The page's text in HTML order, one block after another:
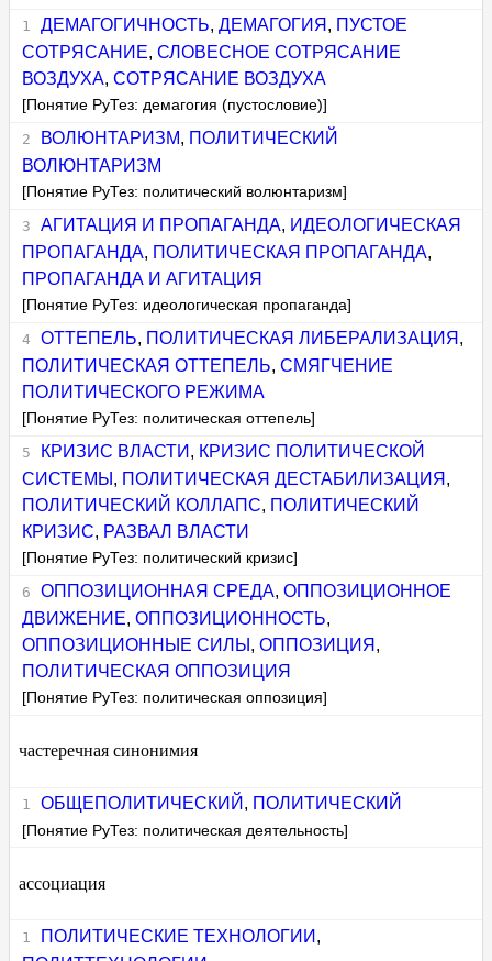
ДЕМАГОГИЧНОСТЬ, ДЕМАГОГИЯ , ПУСТОЕ
СОТРЯСАНИЕ,СЛОВЕСНОЕ СОТРЯСАНИЕ
ВОЗДУХА,СОТРЯСАНИЕ ВОЗДУХА
[Понятие РуТез: демагогия (пустословие)]
ВОЛЮНТАРИЗМ, ПОЛИТИЧЕСКИЙ
ВОЛЮНТАРИЗМ
[Понятие РуТез: политический волюнтаризм]
АГИТАЦИЯ И ПРОПАГАНДА, ИДЕОЛОГИЧЕСКАЯ
ПРОПАГАНДА, ПОЛИТИЧЕСКАЯ ПРОПАГАНДА,
ПРОПАГАНДА И АГИТАЦИЯ
[Понятие РуТез: идеологическая пропаганда]
ОТТЕПЕЛЬ, ПОЛИТИЧЕСКАЯ ЛИБЕРАЛИЗАЦИЯ ,
ПОЛИТИЧЕСКАЯ ОТТЕПЕЛЬ,СМЯГЧЕНИЕ
ПОЛИТИЧЕСКОГО РЕЖИМА
[Понятие РуТез: политическая оттепель]
КРИЗИС ВЛАСТИ , КРИЗИС ПОЛИТИЧЕСКОЙ
СИСТЕМЫ , ПОЛИТИЧЕСКАЯ ДЕСТАБИЛИЗАЦИЯ ,
ПОЛИТИЧЕСКИЙ КОЛЛАПС, ПОЛИТИЧЕСКИЙ
КРИЗИС, РАЗВАЛ ВЛАСТИ
[Понятие РуТез: политический кризис]
ОППОЗИЦИОННАЯ СРЕДА, ОППОЗИЦИОННОЕ
ДВИЖЕНИЕ,ОППОЗИЦИОННОСТЬ,
ОППОЗИЦИОННЫЕ СИЛЫ ,ОППОЗИЦИЯ ,
ПОЛИТИЧЕСКАЯ ОППОЗИЦИЯ
[Понятие РуТез: политическая оппозиция]
частеречная синонимия
ОБЩЕПОЛИТИЧЕСКИЙ , ПОЛИТИЧЕСКИЙ
[Понятие РуТез: политическая деятельность]
ассоциация
ПОЛИТИЧЕСКИЕ ТЕХНОЛОГИИ ,